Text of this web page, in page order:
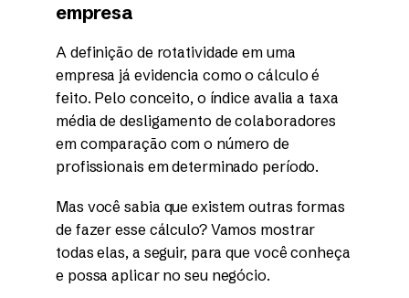
empresa
A definição de rotatividade em uma
empresa já evidencia como o cálculo é
feito. Pelo conceito, o índice avalia a taxa
média de desligamento de colaboradores
em comparação com o número de
profissionais em determinado período.
Mas você sabia que existem outras formas
de fazer esse cálculo? Vamos mostrar
todas elas, a seguir, para que você conheça
e possa aplicar no seu negócio.